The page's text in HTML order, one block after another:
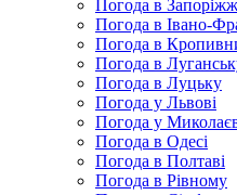
Погода в
Погода в Івано-
Погода в
Погода в
Погода в Луцьку
Погода у Львові
Погода у
Погода в Одесі
Погода в Полтаві
Погода в Рівному